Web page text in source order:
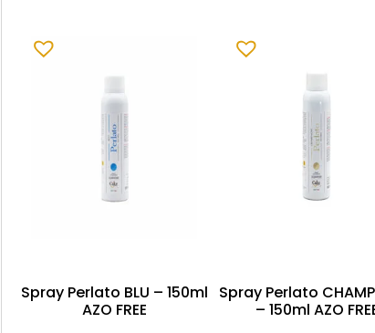
Spray Perlato BLU – 150ml
AZO FREE
Spray Perlato
– 150ml AZO